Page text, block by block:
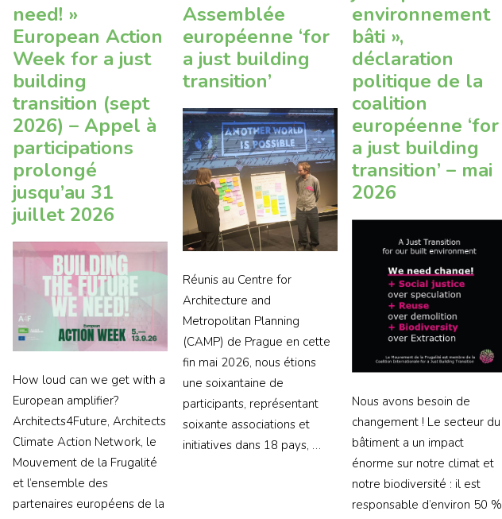
need! »
European Action
Week for a just
building
transition (sept
2026) – Appel à
participations
prolongé
jusqu’au 31
juillet 2026
How loud can we get with a
European amplifier?
Architects4Future, Architects
Climate Action Network, le
Mouvement de la Frugalité
et l’ensemble des
partenaires européens de la
Assemblée
européenne ‘for
a just building
transition’
Réunis au Centre for
Architecture and
Metropolitan Planning
(CAMP) de Prague en cette
fin mai 2026, nous étions
une soixantaine de
participants, représentant
soixante associations et
initiatives dans 18 pays, …
environnement
bâti »,
déclaration
politique de la
coalition
européenne ‘for
a just building
transition’ – mai
2026
Nous avons besoin de
changement ! Le secteur du
bâtiment a un impact
énorme sur notre climat et
notre biodiversité : il est
responsable d’environ 50 %